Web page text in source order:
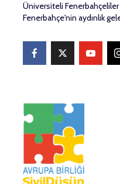
Üniversiteli Fenerbahçeliler
Fenerbahçe'nin aydınlık